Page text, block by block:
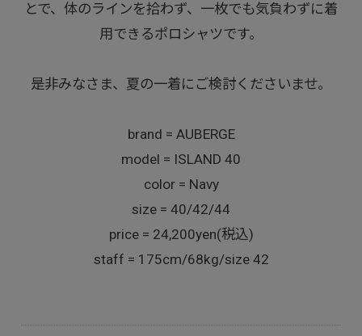
とで、体のラインを拾わず、一枚でも気負わずに着
用できるポロシャツです。
是非みなさま、夏の一着にご検討くださいませ。
brand = AUBERGE
model = ISLAND 40
color = Navy
size = 40/42/44
price = 24,200yen(税込)
staff = 175cm/68kg/size 42